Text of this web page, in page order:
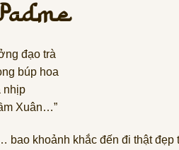
đạo trà
búp hoa
nhịp
Xuân…”
bao khoảnh khắc đến đi thật